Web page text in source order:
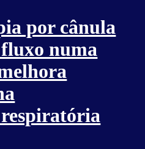
por cânula
numa